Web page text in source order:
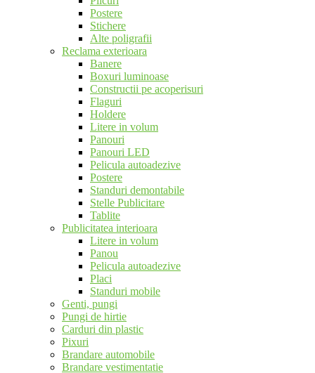
Postere
Stichere
Alte poligrafii
Reclama exterioara
Banere
Boxuri luminoase
Constructii pe acoperisuri
Flaguri
Holdere
Litere in volum
Panouri
Panouri LED
Pelicula autoadezive
Postere
Standuri demontabile
Stelle Publicitare
Tablite
Publicitatea interioara
Litere in volum
Panou
Pelicula autoadezive
Placi
Standuri mobile
Genti, pungi
Pungi de hirtie
Carduri din plastic
Pixuri
Brandare automobile
Brandare vestimentatie